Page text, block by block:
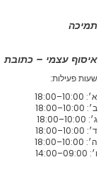
תמיכה
איסוף עצמי – כתובת
שעות פעילות:
א׳: 10:00–18:00
ב׳: 10:00–18:00
ג׳: 10:00–18:00
ד׳: 10:00–18:00
ה׳: 10:00–18:00
ו׳: 09:00–14:00